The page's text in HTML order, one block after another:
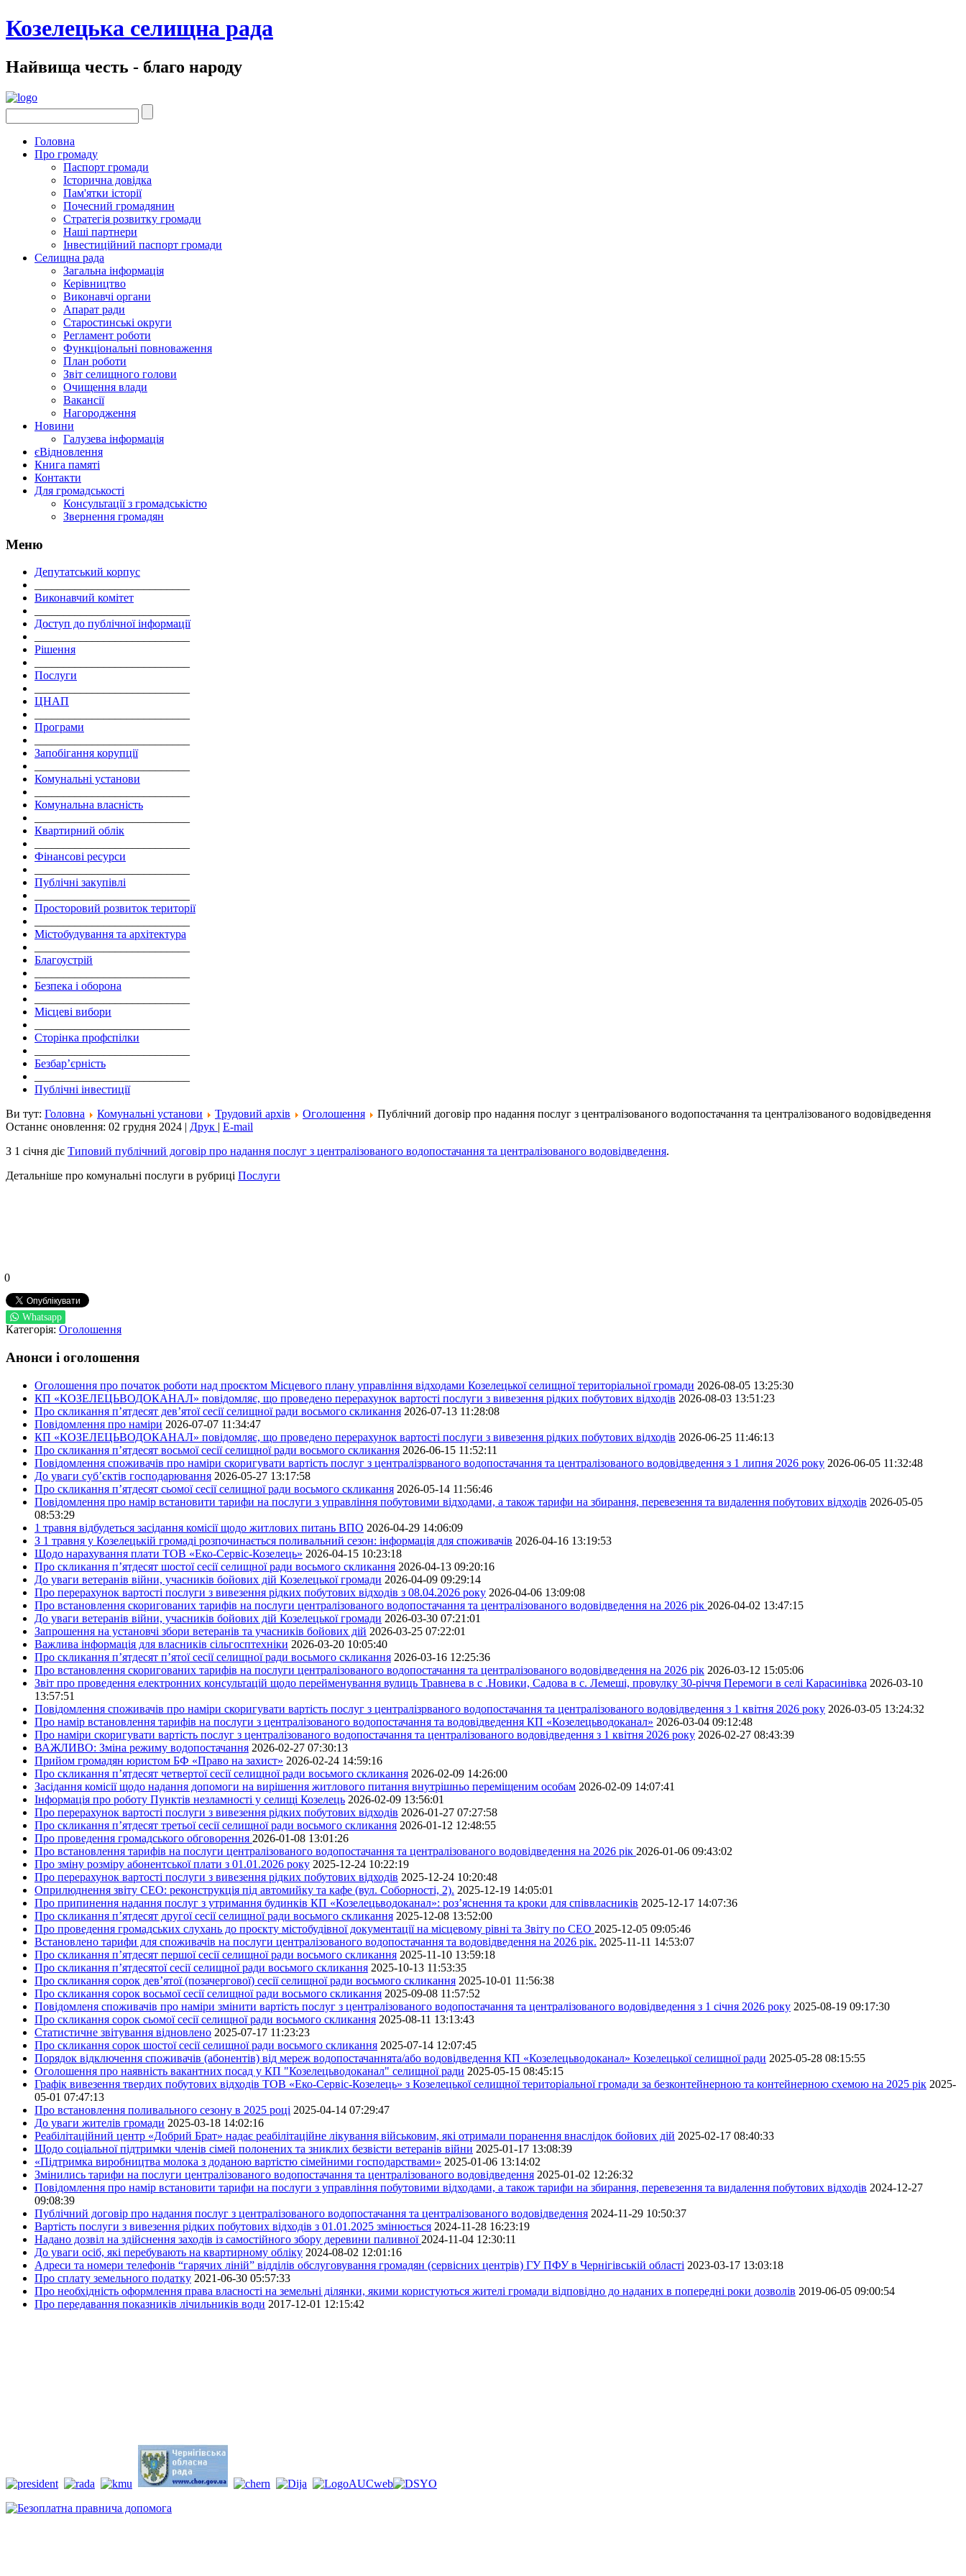
Козелецька селищна рада
Найвища честь - благо народу
Головна
Про громаду
Паспорт громади
Історична довідка
Пам'ятки історії
Почесний громадянин
Стратегія розвитку громади
Наші партнери
Інвестиційний паспорт громади
Селищна рада
Загальна інформація
Керівництво
Виконавчі органи
Апарат ради
Старостинські округи
Регламент роботи
Функціональні повноваження
План роботи
Звіт селищного голови
Очищення влади
Вакансії
Нагородження
Новини
Галузева інформація
єВідновлення
Книга памяті
Контакти
Для громадськості
Консультації з громадськістю
Звернення громадян
Меню
Депутатський корпус
Виконавчий комітет
Доступ до публічної інформації
Рішення
Послуги
ЦНАП
Програми
Запобігання корупції
Комунальні установи
Комунальна власність
Квартирний облік
Фінансові ресурси
Публічні закупівлі
Просторовий розвиток території
Містобудування та архітектура
Благоустрій
Безпека і оборона
Місцеві вибори
Сторінка профспілки
Безбар’єрність
Публічні інвестиції
Ви тут: Головна Комунальні установи Трудовий архів Оголошення
Публічний договір про надання послуг з централізованого водопостачання та централізованого водовідведення
Останнє оновлення: 02 грудня 2024 | Друк | E-mail
З 1 січня діє Типовий публічний договір про надання послуг з централізованого водопостачання та централізованого водовідведення.
Детальніше про комунальні послуги в рубриці Послуги
0
Whatsapp
Категорія: Оголошення
Анонси і оголошення
Оголошення про початок роботи над проєктом Місцевого плану управління відходами Козелецької селищної територіальної громади 2026-08-05 13:25:30
КП «КОЗЕЛЕЦЬВОДОКАНАЛ» повідомляє, що проведено перерахунок вартості послуги з вивезення рідких побутових відходів 2026-08-03 13:51:23
Про скликання п’ятдесят дев’ятої сесії селищної ради восьмого скликання 2026-07-13 11:28:08
Повідомлення про наміри 2026-07-07 11:34:47
КП «КОЗЕЛЕЦЬВОДОКАНАЛ» повідомляє, що проведено перерахунок вартості послуги з вивезення рідких побутових відходів 2026-06-25 11:46:13
Про скликання п’ятдесят восьмої сесії селищної ради восьмого скликання 2026-06-15 11:52:11
Повідомлення споживачів про наміри скоригувати вартість послуг з централізрваного водопостачання та централізованого водовідведення з 1 липня 2026 року 2026-06-05 11:32:48
До уваги суб’єктів господарювання 2026-05-27 13:17:58
Про скликання п’ятдесят сьомої сесії селищної ради восьмого скликання 2026-05-14 11:56:46
Повідомлення про намір встановити тарифи на послуги з управління побутовими відходами, а також тарифи на збирання, перевезення та видалення побутових відходів 2026-05-05
08:53:29
1 травня відбудеться засідання комісії щодо житлових питань ВПО 2026-04-29 14:06:09
З 1 травня у Козелецькій громаді розпочинається поливальний сезон: інформація для споживачів 2026-04-16 13:19:53
Щодо нарахування плати ТОВ «Еко-Сервіс-Козелець» 2026-04-15 10:23:18
Про скликання п’ятдесят шостої сесії селищної ради восьмого скликання 2026-04-13 09:20:16
До уваги ветеранів війни, учасників бойових дій Козелецької громади 2026-04-09 09:29:14
Про перерахунок вартості послуги з вивезення рідких побутових відходів з 08.04.2026 року 2026-04-06 13:09:08
Про встановлення скоригованих тарифів на послуги централізованого водопостачання та централізованого водовідведення на 2026 рік 2026-04-02 13:47:15
До уваги ветеранів війни, учасників бойових дій Козелецької громади 2026-03-30 07:21:01
Запрошення на установчі збори ветеранів та учасників бойових дій 2026-03-25 07:22:01
Важлива інформація для власників сільгосптехніки 2026-03-20 10:05:40
Про скликання п’ятдесят п’ятої сесії селищної ради восьмого скликання 2026-03-16 12:25:36
Про встановлення скоригованих тарифів на послуги централізованого водопостачання та централізованого водовідведення на 2026 рік 2026-03-12 15:05:06
Звіт про проведення електронних консультацій щодо перейменування вулиць Травнева в с .Новики, Садова в с. Лемеші, провулку 30-річчя Перемоги в селі Карасинівка 2026-03-10
13:57:51
Повідомлення споживачів про наміри скоригувати вартість послуг з централізрваного водопостачання та централізованого водовідведення з 1 квітня 2026 року 2026-03-05 13:24:32
Про намір встановлення тарифів на послуги з централізованого водопостачання та водовідведення КП «Козелецьводоканал» 2026-03-04 09:12:48
Про наміри скоригувати вартість послуг з централізованого водопостачання та централізованого водовідведення з 1 квітня 2026 року 2026-02-27 08:43:39
ВАЖЛИВО: Зміна режиму водопостачання 2026-02-27 07:30:13
Прийом громадян юристом БФ «Право на захист» 2026-02-24 14:59:16
Про скликання п’ятдесят четвертої сесії селищної ради восьмого скликання 2026-02-09 14:26:00
Засідання комісії щодо надання допомоги на вирішення житлового питання внутрішньо переміщеним особам 2026-02-09 14:07:41
Інформація про роботу Пунктів незламності у селищі Козелець 2026-02-09 13:56:01
Про перерахунок вартості послуги з вивезення рідких побутових відходів 2026-01-27 07:27:58
Про скликання п’ятдесят третьої сесії селищної ради восьмого скликання 2026-01-12 12:48:55
Про проведення громадського обговорення 2026-01-08 13:01:26
Про встановлення тарифів на послуги централізованого водопостачання та централізованого водовідведення на 2026 рік 2026-01-06 09:43:02
Про зміну розміру абонентської плати з 01.01.2026 року 2025-12-24 10:22:19
Про перерахунок вартості послуги з вивезення рідких побутових відходів 2025-12-24 10:20:48
Оприлюднення звіту СЕО: реконструкція під автомийку та кафе (вул. Соборності, 2). 2025-12-19 14:05:01
Про припинення надання послуг з утримання будинків КП «Козелецьводоканал»: роз’яснення та кроки для співвласників 2025-12-17 14:07:36
Про скликання п’ятдесят другої сесії селищної ради восьмого скликання 2025-12-08 13:52:00
Про проведення громадських слухань до проєкту містобудівної документації на місцевому рівні та Звіту по СЕО 2025-12-05 09:05:46
Встановлено тарифи для споживачів на послуги централізованого водопостачання та водовідведення на 2026 рік. 2025-11-11 14:53:07
Про скликання п’ятдесят першої сесії селищної ради восьмого скликання 2025-11-10 13:59:18
Про скликання п’ятдесятої сесії селищної ради восьмого скликання 2025-10-13 11:53:35
Про скликання сорок дев’ятої (позачергової) сесії селищної ради восьмого скликання 2025-10-01 11:56:38
Про скликання сорок восьмої сесії селищної ради восьмого скликання 2025-09-08 11:57:52
Повідомленя споживачів про наміри змінити вартість послуг з централізованого водопостачання та централізованого водовідведення з 1 січня 2026 року 2025-08-19 09:17:30
Про скликання сорок сьомої сесії селищної ради восьмого скликання 2025-08-11 13:13:43
Статистичне звітування відновлено 2025-07-17 11:23:23
Про скликання сорок шостої сесії селищної ради восьмого скликання 2025-07-14 12:07:45
Порядок відключення споживачів (абонентів) від мереж водопостачаннята/або водовідведення КП «Козелецьводоканал» Козелецької селищної ради 2025-05-28 08:15:55
Оголошення про наявність вакантних посад у КП "Козелецьводоканал" селищної ради 2025-05-15 08:45:15
Графік вивезення твердих побутових відходів ТОВ «Еко-Сервіс-Козелець» з Козелецької селищної територіальної громади за безконтейнерною та контейнерною схемою на 2025 рік 2025-
05-01 07:47:13
Про встановлення поливального сезону в 2025 році 2025-04-14 07:29:47
До уваги жителів громади 2025-03-18 14:02:16
Реабілітаційний центр «Добрий Брат» надає реабілітаційне лікування військовим, які отримали поранення внаслідок бойових дій 2025-02-17 08:40:33
Щодо соціальної підтримки членів сімей полонених та зниклих безвісти ветеранів війни 2025-01-17 13:08:39
«Підтримка виробництва молока з доданою вартістю сімейними господарствами» 2025-01-06 13:14:02
Змінились тарифи на послуги централізованого водопостачання та централізованого водовідведення 2025-01-02 12:26:32
Повідомлення про намір встановити тарифи на послуги з управління побутовими відходами, а також тарифи на збирання, перевезення та видалення побутових відходів 2024-12-27
09:08:39
Публічний договір про надання послуг з централізованого водопостачання та централізованого водовідведення 2024-11-29 10:50:37
Вартість послуги з вивезення рідких побутових відходів з 01.01.2025 змінюється 2024-11-28 16:23:19
Надано дозвіл на здійснення заходів із самостійного збору деревини паливної 2024-11-04 12:30:11
До уваги осіб, які перебувають на квартирному обліку 2024-08-02 12:01:16
Адреси та номери телефонів “гарячих ліній” відділів обслуговування громадян (сервісних центрів) ГУ ПФУ в Чернігівській області 2023-03-17 13:03:18
Про сплату земельного податку 2021-06-30 05:57:33
Про необхідність оформлення права власності на земельні ділянки, якими користуються жителі громади відповідно до наданих в попередні роки дозволів 2019-06-05 09:00:54
Про передавання показників лічильників води 2017-12-01 12:15:42